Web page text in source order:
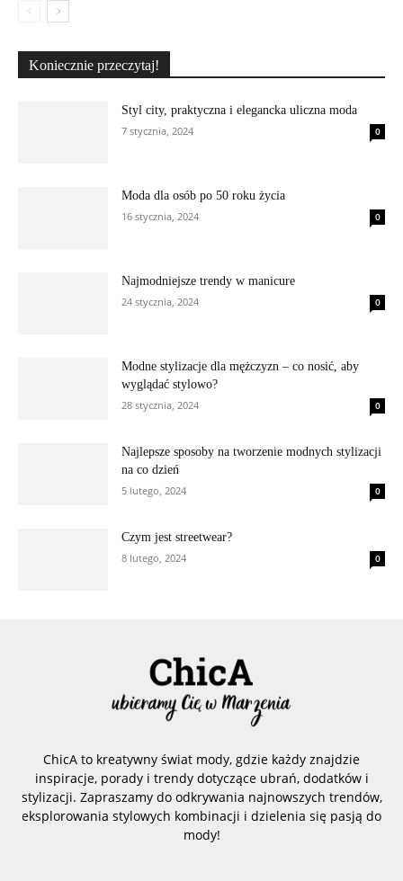
Koniecznie przeczytaj!
Styl city, praktyczna i elegancka uliczna moda
7 stycznia, 2024
0
Moda dla osób po 50 roku życia
16 stycznia, 2024
0
Najmodniejsze trendy w manicure
24 stycznia, 2024
0
Modne stylizacje dla mężczyzn – co nosić, aby
wyglądać stylowo?
28 stycznia, 2024
0
Najlepsze sposoby na tworzenie modnych stylizacji
na co dzień
5 lutego, 2024
0
Czym jest streetwear?
8 lutego, 2024
0
ChicA to kreatywny świat mody, gdzie każdy znajdzie
inspiracje, porady i trendy dotyczące ubrań, dodatków i
stylizacji. Zapraszamy do odkrywania najnowszych trendów,
eksplorowania stylowych kombinacji i dzielenia się pasją do
mody!